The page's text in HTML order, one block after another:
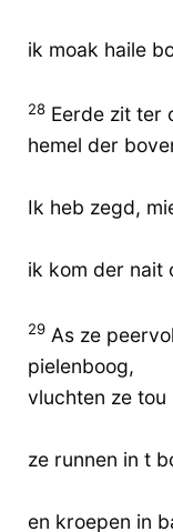
ik moak haile
28 Eerde zit ter
hemel der
Ik heb zegd,
ik kom der nait
29 As ze
pielenboog,
vluchten ze tou
ze runnen in t
en kroepen in